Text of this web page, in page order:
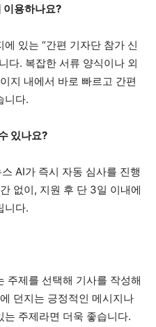
이용하나요?
있는 “간편 기자단 참가 신
다. 복잡한 서류 양식이나 외
지 내에서 바로 빠르고 간편
니다.
있나요?
AI가 즉시 자동 심사를 진행
없이, 지원 후 단 3일 이내에
니다.
주제를 선택해 기사를 작성해
던지는 긍정적인 메시지나
주제라면 더욱 좋습니다.